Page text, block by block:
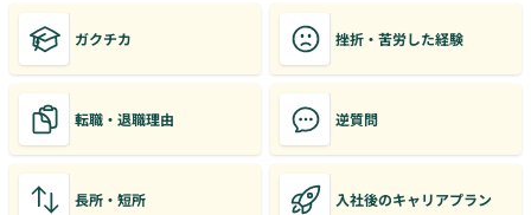
ガクチカ 挫折・苦労した経験
転職・退職理由 逆質問
長所・短所 入社後のキャリアプラン